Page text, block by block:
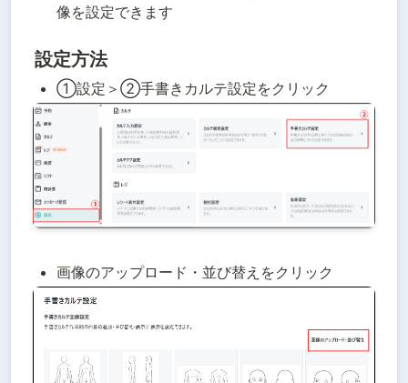
像を設定できます
設定方法
①設定＞②手書きカルテ設定をクリック
画像のアップロード・並び替えをクリック